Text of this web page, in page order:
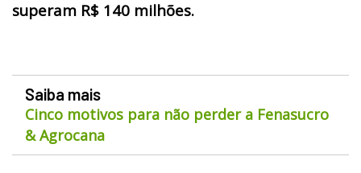
superam R$ 140 milhões.
Saiba mais
Cinco motivos para não perder a Fenasucro
& Agrocana